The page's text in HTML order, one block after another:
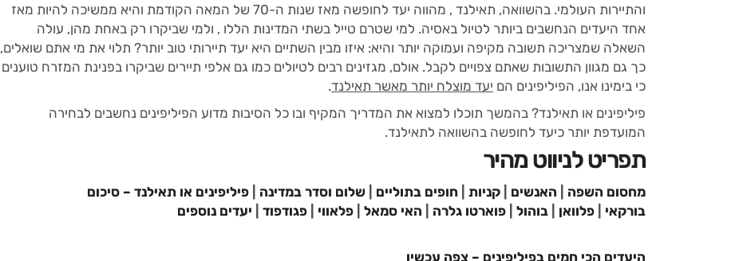
והתיירות העולמי. בהשוואה, תאילנד , מהווה יעד לחופשה מאז שנות ה-70 של המאה הקודמת והיא ממשיכה להיות מאז
אחד היעדים הנחשבים ביותר לטיול באסיה. למי שטרם טייל בשתי המדינות הללו , ולמי שביקרו רק באחת מהן, עולה
השאלה שמצריכה תשובה מקיפה ועמוקה יותר והיא: איזו מבין השתיים היא יעד תיירותי טוב יותר? תלוי את מי אתם שואלים,
כך גם מגוון התשובות שאתם צפויים לקבל. אולם, מגזינים רבים לטיולים כמו גם אלפי תיירים שביקרו בפנינת המזרח טוענים
כי בימינו אנו, הפיליפינים הם יעד מוצלח יותר מאשר תאילנד.
פיליפינים או תאילנד? בהמשך תוכלו למצוא את המדריך המקיף ובו כל הסיבות מדוע הפיליפינים נחשבים לבחירה
המועדפת יותר כיעד לחופשה בהשוואה לתאילנד.
תפריט לניווט מהיר
מחסום השפה האנשים קניות חופים בתוליים שלום וסדר במדינה
פיליפינים או תאילנד – סיכום
בורקאי
פלוואן בוהול פוארטו גלרה האי סמאל פלאווי פגודפוד יעדים נוספים
היעדים הכי חמים בפיליפינים – צפה עכשיו